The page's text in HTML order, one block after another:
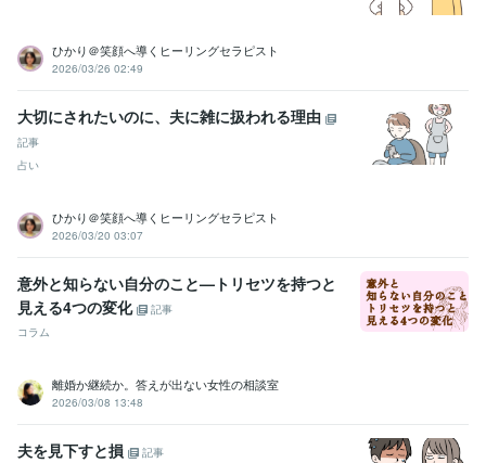
ひかり＠笑顔へ導くヒーリングセラピスト
2026/03/26 02:49
大切にされたいのに、夫に雑に扱われる理由
記事
占い
ひかり＠笑顔へ導くヒーリングセラピスト
2026/03/20 03:07
意外と知らない自分のこと—トリセツを持つと
見える4つの変化
記事
コラム
離婚か継続か。答えが出ない女性の相談室
2026/03/08 13:48
夫を見下すと損
記事